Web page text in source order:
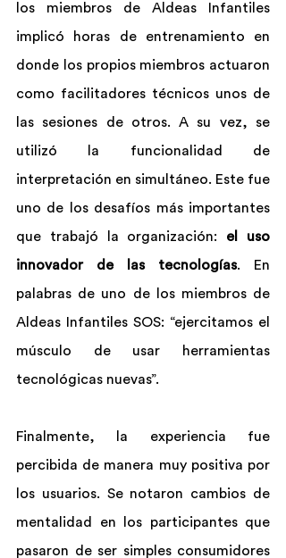
los miembros de Aldeas Infantiles
implicó horas de entrenamiento en
donde los propios miembros actuaron
como facilitadores técnicos unos de
las sesiones de otros. A su vez, se
utilizó la funcionalidad de
interpretación en simultáneo. Este fue
uno de los desafíos más importantes
que trabajó la organización: el uso
innovador de las tecnologías. En
palabras de uno de los miembros de
Aldeas Infantiles SOS: “ejercitamos el
músculo de usar herramientas
tecnológicas nuevas”.
Finalmente, la experiencia fue
percibida de manera muy positiva por
los usuarios. Se notaron cambios de
mentalidad en los participantes que
pasaron de ser simples consumidores